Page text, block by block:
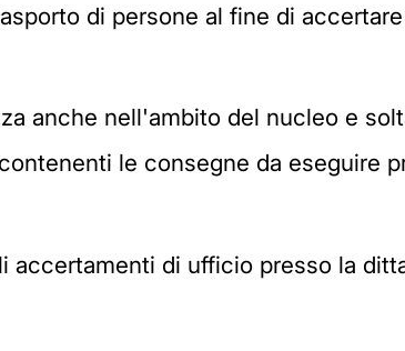
di persone al fine di
anche nell'ambito del nucleo e
le consegne da eseguire
di ufficio presso la